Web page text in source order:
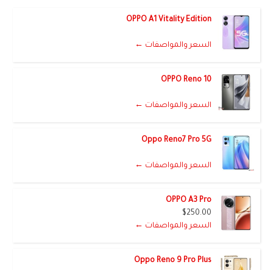
OPPO A1 Vitality Edition
السعر والمواصفات ←
OPPO Reno 10
السعر والمواصفات ←
Oppo Reno7 Pro 5G
السعر والمواصفات ←
OPPO A3 Pro
$250.00
السعر والمواصفات ←
Oppo Reno 9 Pro Plus